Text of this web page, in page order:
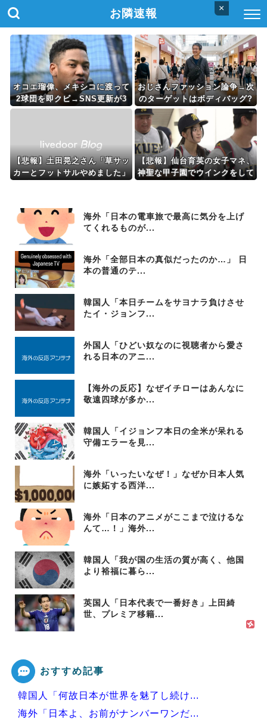
×
お隣速報
オコエ瑠偉、メキシコに渡って
2球団を即クビ→SNS更新が3
ヶ月間止まって消息不明に
おじさんファッション論争→次
のターゲットはボディバッグ?
パーカーもダメハーフパンツも
ダメ悲鳴も
【悲報】土田晃之さん「草サッ
カーとフットサルやめました」
ｗｗｗｗｗｗ
【悲報】仙台育英の女子マネ、
神聖な甲子園でウインクをして
海外「日本の電車旅で最高に気分を上げ
てくれるものが...
海外「全部日本の真似だったのか…」 日
本の普通のテ...
韓国人「本日チームをサヨナラ負けさせ
たイ・ジョンフ...
外国人「ひどい奴なのに視聴者から愛さ
れる日本のアニ...
【海外の反応】なぜイチローはあんなに
敬遠四球が多か...
韓国人「イジョンフ本日の全米が呆れる
守備エラーを見...
海外「いったいなぜ！」なぜか日本人気
に嫉妬する西洋...
海外「日本のアニメがここまで泣けるな
んて…！」海外...
韓国人「我が国の生活の質が高く、他国
より裕福に暮ら...
英国人「日本代表で一番好き」上田綺
世、プレミア移籍...
おすすめ記事
韓国人「何故日本が世界を魅了し続け...
海外「日本よ、お前がナンバーワンだ...